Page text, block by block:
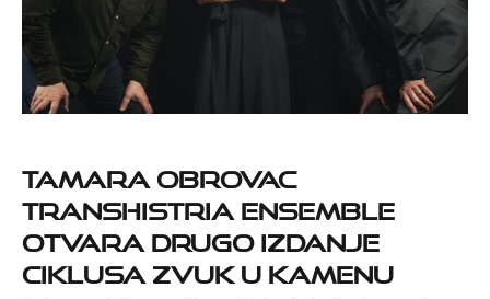
Tamara Obrovac
Transhistria Ensemble
otvara drugo izdanje
ciklusa Zvuk u kamenu